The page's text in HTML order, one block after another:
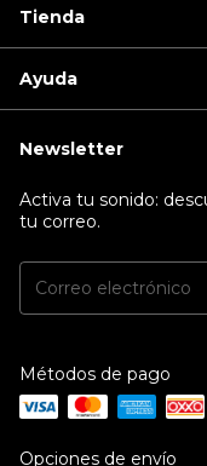
Tienda
Ayuda
Newsletter
Activa tu sonido:
tu correo.
Métodos de pago
Opciones de envío